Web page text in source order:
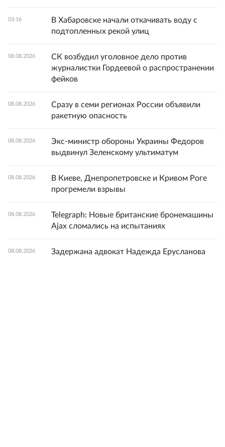
03:16
В Хабаровске начали откачивать воду с
подтопленных рекой улиц
08.08.2026
СК возбудил уголовное дело против
журналистки Гордеевой о распространении
фейков
08.08.2026
Сразу в семи регионах России объявили
ракетную опасность
08.08.2026
Экс-министр обороны Украины Федоров
выдвинул Зеленскому ультиматум
08.08.2026
В Киеве, Днепропетровске и Кривом Роге
прогремели взрывы
08.08.2026
Telegraph: Новые британские бронемашины
Ajax сломались на испытаниях
08.08.2026 Задержана адвокат Надежда Ерусланова